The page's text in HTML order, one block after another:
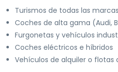
Turismos de todas las marcas
Coches de alta gama (Audi,
Furgonetas y vehículos
Coches eléctricos e híbridos
Vehículos de alquiler o flotas